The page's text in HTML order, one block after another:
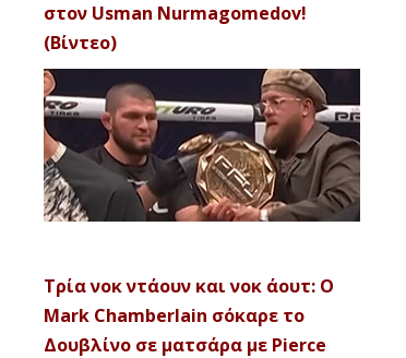
στον Usman Nurmagomedov!
(Βίντεο)
Τρία νοκ ντάουν και νοκ άουτ: Ο
Mark Chamberlain σόκαρε το
Δουβλίνο σε ματσάρα με Pierce